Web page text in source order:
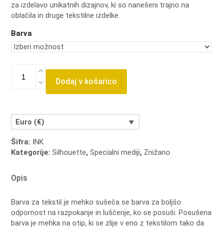
1,99 €
2,99 €
za izdelavo unikatnih dizajnov, ki so nanešeni trajno na
oblačila in druge tekstilne izdelke.
Barva
Dodaj v košarico
Euro (€)
Šifra: INK
Kategorije:Silhouette,Specialni mediji, Znižano
Opis
Barva za tekstil je mehko sušeča se barva za boljšo
odpornost na razpokanje in luščenje, ko se posuši. Posušena
barva je mehka na otip, ki se zlije v eno z tekstilom tako da